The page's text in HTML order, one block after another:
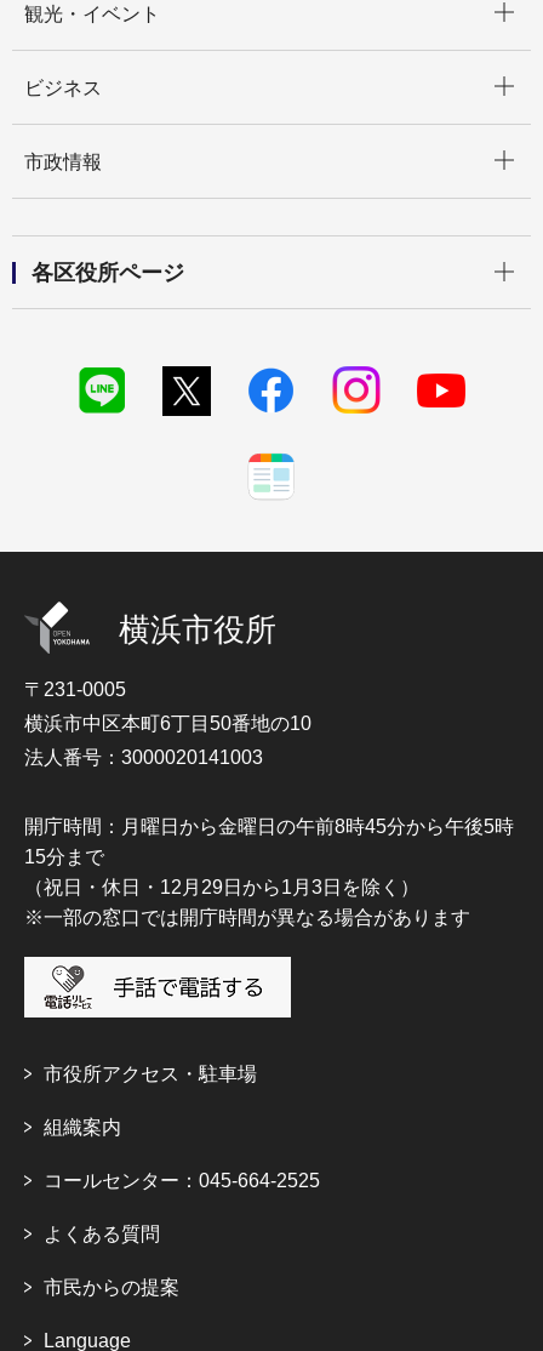
観光・イベント
ビジネス
市政情報
各区役所ページ
横浜市役所
〒231-0005
横浜市中区本町6丁目50番地の10
法人番号：3000020141003
開庁時間：月曜日から金曜日の午前8時45分から午後5時
15分まで
（祝日・休日・12月29日から1月3日を除く）
※一部の窓口では開庁時間が異なる場合があります
市役所アクセス・駐車場
組織案内
コールセンター：045-664-2525
よくある質問
市民からの提案
Language